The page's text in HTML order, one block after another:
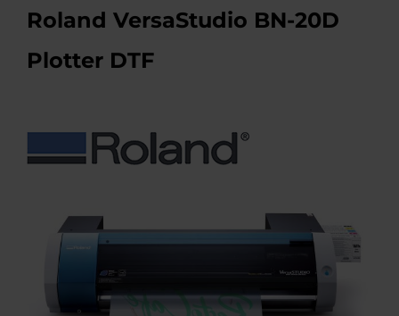
Roland VersaStudio BN-20D
Plotter DTF